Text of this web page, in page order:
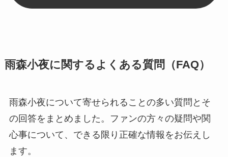
雨森小夜に関するよくある質問（FAQ）
雨森小夜について寄せられることの多い質問とそ
の回答をまとめました。ファンの方々の疑問や関
心事について、できる限り正確な情報をお伝えし
ます。